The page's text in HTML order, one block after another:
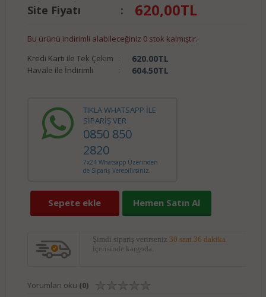
Site Fiyatı
: 620,00TL
Bu ürünü indirimli alabileceğiniz 0 stok kalmıştır.
Kredi Kartı ile Tek Çekim : 620.00TL
Havale ile İndirimli : 604.50TL
TIKLA WHATSAPP İLE
SİPARİŞ VER
0850 850
2820
7x24 Whatsapp Üzerinden
de Sipariş Verebilirsiniz.
Sepete ekle Hemen Satın Al
Şimdi sipariş verirseniz 30 saat 36 dakika
içerisinde kargoda.
Yorumları oku (0)